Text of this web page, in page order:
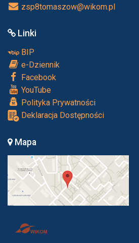
zsp8tomaszow@wikom.pl
Linki
BIP
e-Dziennik
Facebook
YouTube
Polityka Prywatności
Deklaracja Dostępności
Mapa